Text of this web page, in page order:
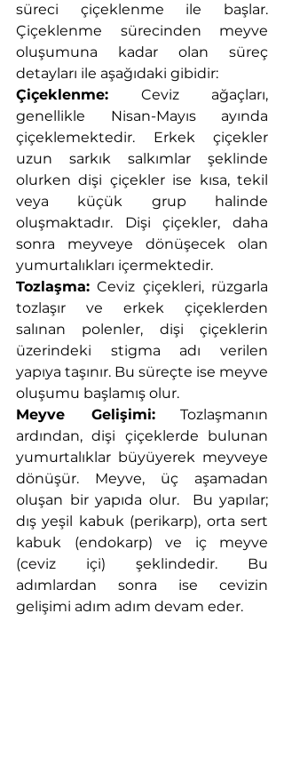
süreci çiçeklenme ile başlar.
Çiçeklenme sürecinden meyve
oluşumuna kadar olan süreç
detayları ile aşağıdaki gibidir:
Çiçeklenme: Ceviz ağaçları,
genellikle Nisan-Mayıs ayında
çiçeklemektedir. Erkek çiçekler
uzun sarkık salkımlar şeklinde
olurken dişi çiçekler ise kısa, tekil
veya küçük grup halinde
oluşmaktadır. Dişi çiçekler, daha
sonra meyveye dönüşecek olan
yumurtalıkları içermektedir.
Tozlaşma: Ceviz çiçekleri, rüzgarla
tozlaşır ve erkek çiçeklerden
salınan polenler, dişi çiçeklerin
üzerindeki stigma adı verilen
yapıya taşınır. Bu süreçte ise meyve
oluşumu başlamış olur.
Meyve Gelişimi: Tozlaşmanın
ardından, dişi çiçeklerde bulunan
yumurtalıklar büyüyerek meyveye
dönüşür. Meyve, üç aşamadan
oluşan bir yapıda olur.  Bu yapılar;
dış yeşil kabuk (perikarp), orta sert
kabuk (endokarp) ve iç meyve
(ceviz içi) şeklindedir. Bu
adımlardan sonra ise cevizin
gelişimi adım adım devam eder.